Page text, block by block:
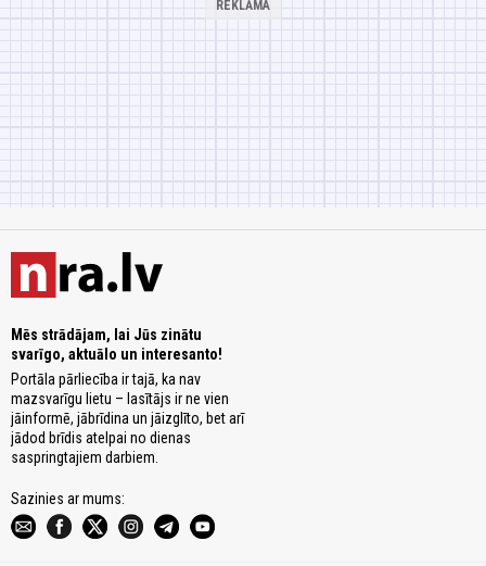
Mēs strādājam, lai Jūs zinātu
svarīgo, aktuālo un interesanto!
Portāla pārliecība ir tajā, ka nav
mazsvarīgu lietu – lasītājs ir ne vien
jāinformē, jābrīdina un jāizglīto, bet arī
jādod brīdis atelpai no dienas
saspringtajiem darbiem.
Sazinies ar mums: